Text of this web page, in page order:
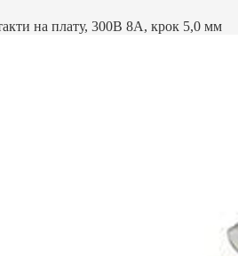
на плату, 300В 8А, крок 5,0 мм